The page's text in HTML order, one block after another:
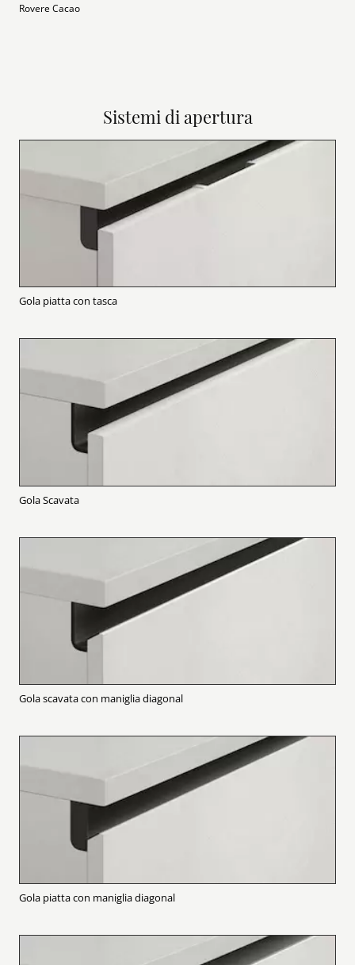
Rovere Cacao
Sistemi di apertura
Gola piatta con tasca
Gola Scavata
Gola scavata con maniglia diagonal
Gola piatta con maniglia diagonal